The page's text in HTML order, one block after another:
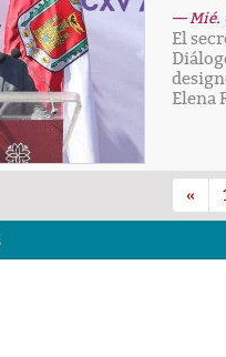
— Mié.
El
Elena
«